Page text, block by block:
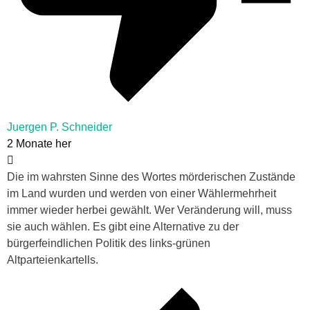
Juergen P. Schneider
2 Monate her
Die im wahrsten Sinne des Wortes mörderischen Zustände
im Land wurden und werden von einer Wählermehrheit
immer wieder herbei gewählt. Wer Veränderung will, muss
sie auch wählen. Es gibt eine Alternative zu der
bürgerfeindlichen Politik des links-grünen
Altparteienkartells.